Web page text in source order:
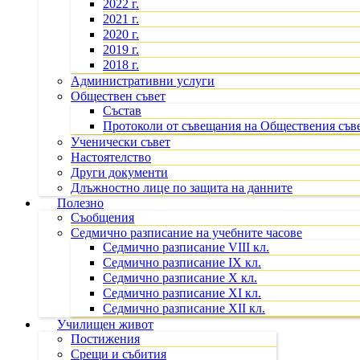
2022 г.
2021 г.
2020 г.
2019 г.
2018 г.
Административни услуги
Обществен съвет
Състав
Протоколи от съвещания на Обществения
Ученически съвет
Настоятелство
Други документи
Длъжностно лице по защита на данните
Полезно
Съобщения
Седмично разписание на учебните часове
Седмично разписание VIII кл.
Седмично разписание IX кл.
Седмично разписание X кл.
Седмично разписание XI кл.
Седмично разписание XII кл.
Училищен живот
Постижения
Срещи и събития